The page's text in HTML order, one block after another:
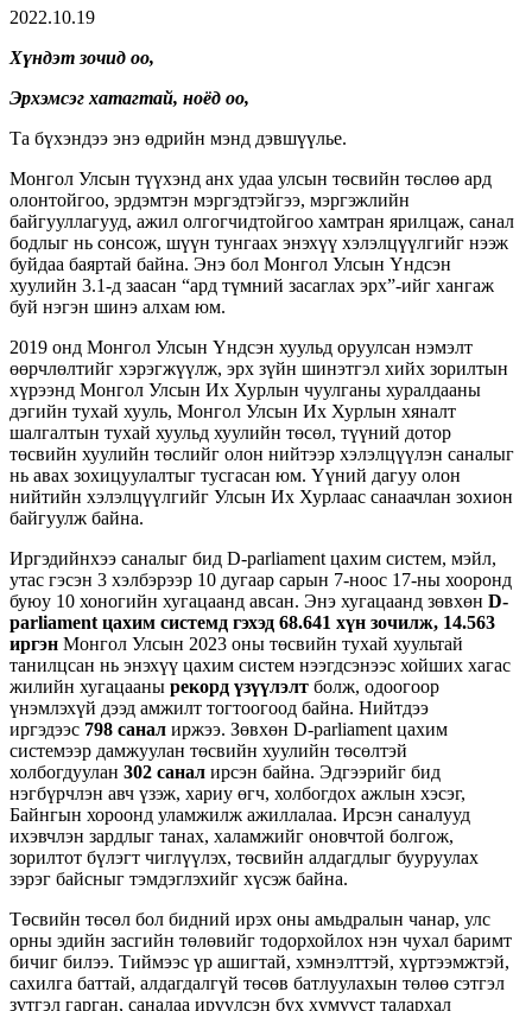
2022.10.19
Хүндэт зочид оо,
Эрхэмсэг хатагтай, ноёд оо,
Та бүхэндээ энэ өдрийн мэнд дэвшүүлье.
Монгол Улсын түүхэнд анх удаа улсын төсвийн төслөө ард
олонтойгоо, эрдэмтэн мэргэдтэйгээ, мэргэжлийн
байгууллагууд, ажил олгогчидтойгоо хамтран ярилцаж, санал
бодлыг нь сонсож, шүүн тунгаах энэхүү хэлэлцүүлгийг нээж
буйдаа баяртай байна. Энэ бол Монгол Улсын Үндсэн
хуулийн 3.1-д заасан “ард түмний засаглах эрх”-ийг хангаж
буй нэгэн шинэ алхам юм.
2019 онд Монгол Улсын Үндсэн хуульд оруулсан нэмэлт
өөрчлөлтийг хэрэгжүүлж, эрх зүйн шинэтгэл хийх зорилтын
хүрээнд Монгол Улсын Их Хурлын чуулганы хуралдааны
дэгийн тухай хууль, Монгол Улсын Их Хурлын хяналт
шалгалтын тухай хуульд хуулийн төсөл, түүний дотор
төсвийн хуулийн төслийг олон нийтээр хэлэлцүүлэн саналыг
нь авах зохицуулалтыг тусгасан юм. Үүний дагуу олон
нийтийн хэлэлцүүлгийг Улсын Их Хурлаас санаачлан зохион
байгуулж байна.
Иргэдийнхээ саналыг бид D-parliament цахим систем, мэйл,
утас гэсэн 3 хэлбэрээр 10 дугаар сарын 7-ноос 17-ны хооронд
буюу 10 хоногийн хугацаанд авсан. Энэ хугацаанд зөвхөн D-
parliament цахим системд гэхэд 68.641 хүн зочилж, 14.563
иргэн Монгол Улсын 2023 оны төсвийн тухай хуультай
танилцсан нь энэхүү цахим систем нээгдсэнээс хойших хагас
жилийн хугацааны рекорд үзүүлэлт болж, одоогоор
үнэмлэхүй дээд амжилт тогтоогоод байна. Нийтдээ
иргэдээс 798 санал иржээ. Зөвхөн D-parliament цахим
системээр дамжуулан төсвийн хуулийн төсөлтэй
холбогдуулан 302 санал ирсэн байна. Эдгээрийг бид
нэгбүрчлэн авч үзэж, хариу өгч, холбогдох ажлын хэсэг,
Байнгын хороонд уламжилж ажиллалаа. Ирсэн саналууд
ихэвчлэн зардлыг танах, халамжийг оновчтой болгож,
зорилтот бүлэгт чиглүүлэх, төсвийн алдагдлыг бууруулах
зэрэг байсныг тэмдэглэхийг хүсэж байна.
Төсвийн төсөл бол бидний ирэх оны амьдралын чанар, улс
орны эдийн засгийн төлөвийг тодорхойлох нэн чухал баримт
бичиг билээ. Тиймээс үр ашигтай, хэмнэлттэй, хүртээмжтэй,
сахилга баттай, алдагдалгүй төсөв батлуулахын төлөө сэтгэл
зүтгэл гарган, саналаа ирүүлсэн бүх хүмүүст талархал